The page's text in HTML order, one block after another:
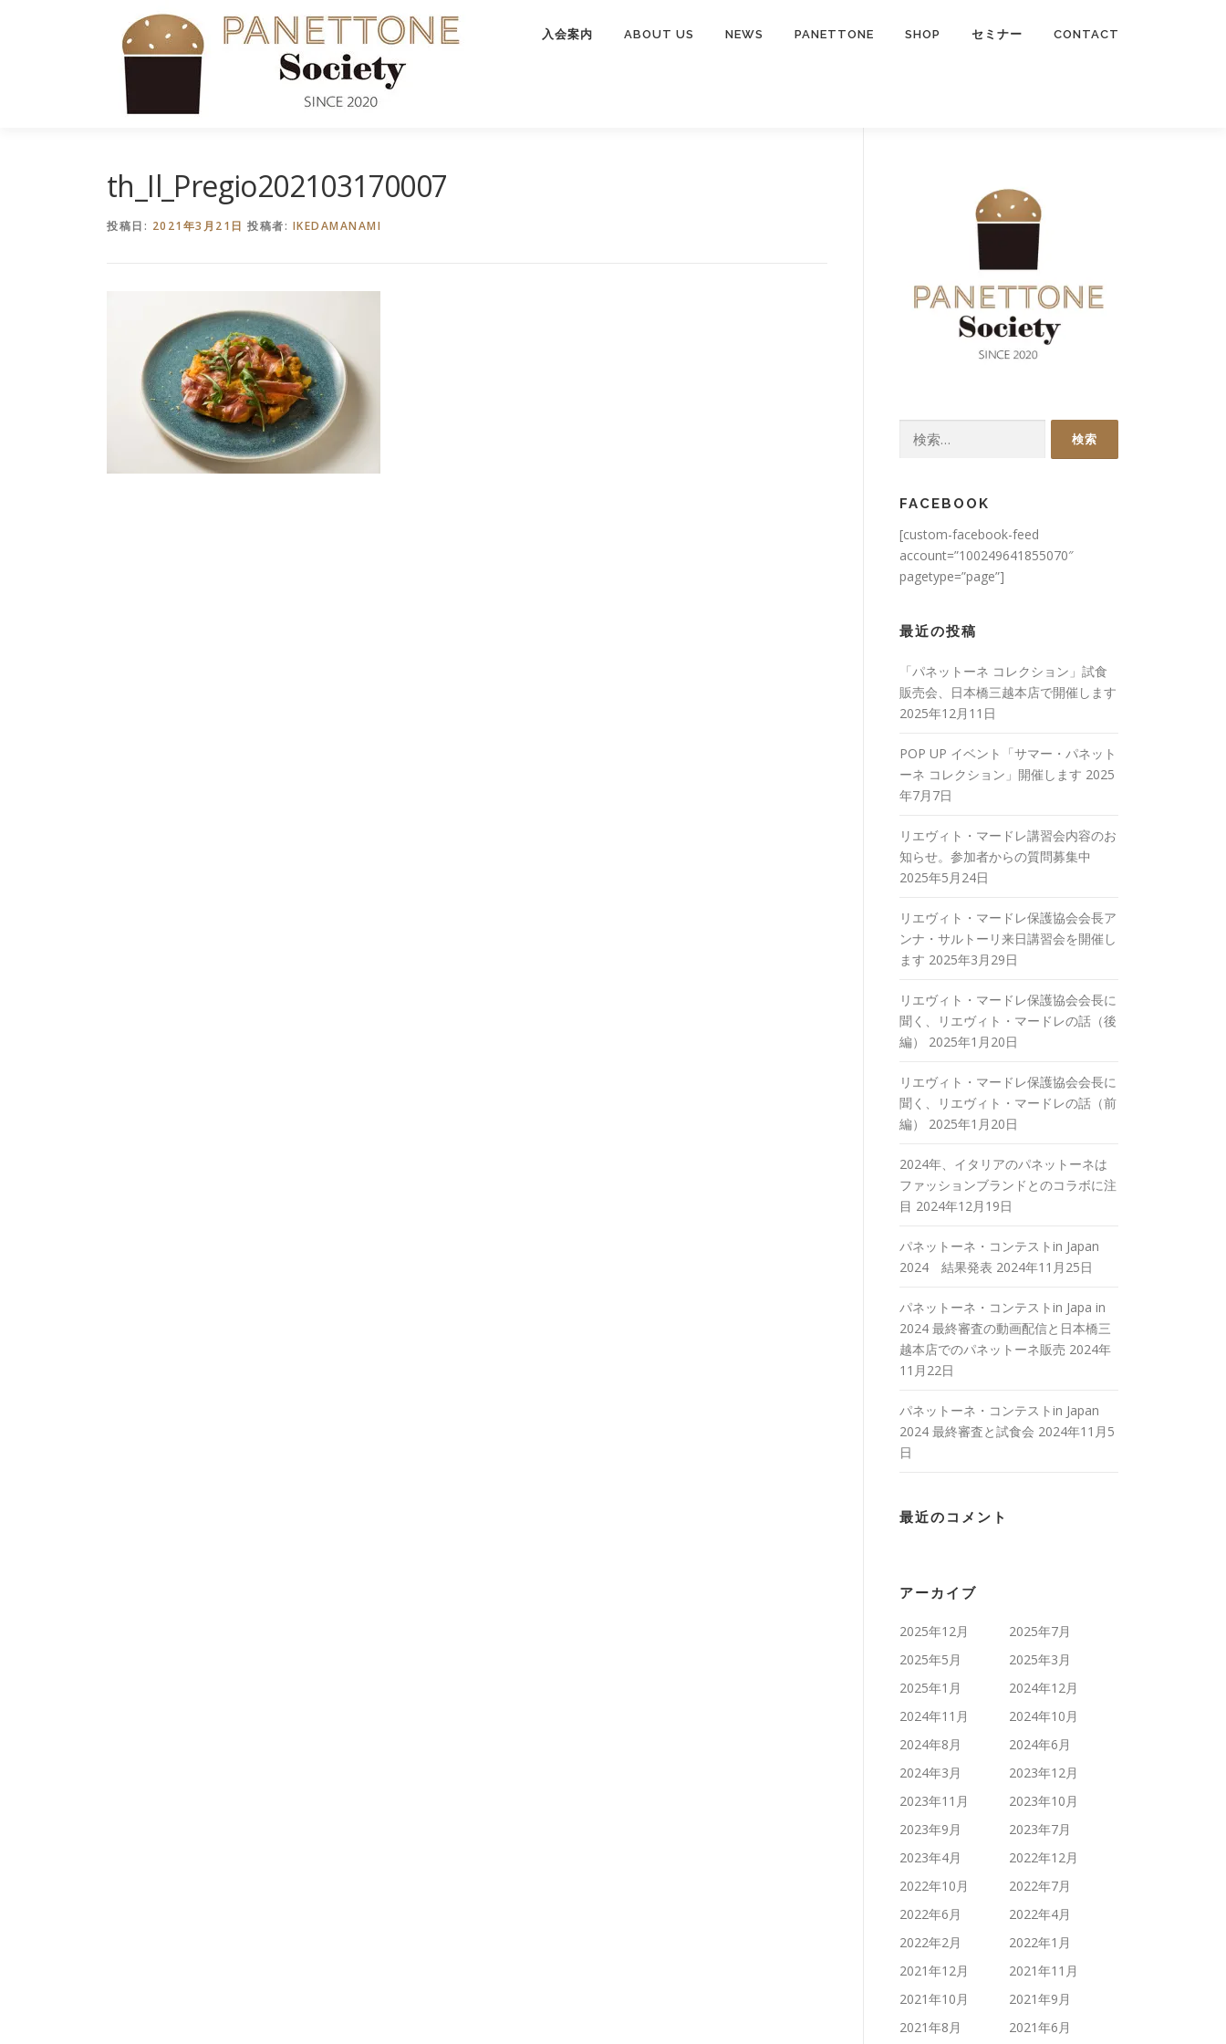
入会案内 ABOUT US NEWS PANETTONE SHOP セミナー CONTACT
th_Il_Pregio202103170007
投稿日: 2021年3月21日 投稿者: IKEDAMANAMI
FACEBOOK
[custom-facebook-feed
account=”100249641855070″
pagetype=”page”]
最近の投稿
「パネットーネ コレクション」試食
販売会、日本橋三越本店で開催します
2025年12月11日
POP UP イベント「サマー・パネット
ーネ コレクション」開催します 2025
年7月7日
リエヴィト・マードレ講習会内容のお
知らせ。参加者からの質問募集中
2025年5月24日
リエヴィト・マードレ保護協会会長ア
ンナ・サルトーリ来日講習会を開催し
ます 2025年3月29日
リエヴィト・マードレ保護協会会長に
聞く、リエヴィト・マードレの話（後
編）
2025年1月20日
リエヴィト・マードレ保護協会会長に
聞く、リエヴィト・マードレの話（前
編）
2025年1月20日
2024年、イタリアのパネットーネは
ファッションブランドとのコラボに注
目 2024年12月19日
パネットーネ・コンテストin Japan
2024 結果発表 2024年11月25日
パネットーネ・コンテストin Japa in
2024 最終審査の動画配信と日本橋三
越本店でのパネットーネ販売 2024年
11月22日
パネットーネ・コンテストin Japan
2024 最終審査と試食会 2024年11月5
日
最近のコメント
アーカイブ
2025年12月
2025年7月
2025年5月
2025年3月
2025年1月
2024年12月
2024年11月
2024年10月
2024年8月
2024年6月
2024年3月
2023年12月
2023年11月
2023年10月
2023年9月
2023年7月
2023年4月
2022年12月
2022年10月
2022年7月
2022年6月
2022年4月
2022年2月
2022年1月
2021年12月
2021年11月
2021年10月
2021年9月
2021年8月
2021年6月